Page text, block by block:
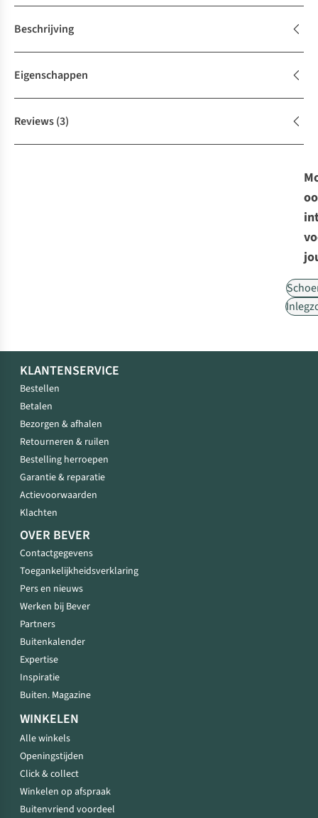
Beschrijving
Eigenschappen
Reviews(3)
KLANTENSERVICE
Bestellen
Betalen
Bezorgen & afhalen
Retourneren & ruilen
Bestelling herroepen
Garantie & reparatie
Actievoorwaarden
Klachten
OVER BEVER
Contactgegevens
Toegankelijkheidsverklaring
Pers en nieuws
Werken bij Bever
Partners
Buitenkalender
Expertise
Inspiratie
Buiten. Magazine
WINKELEN
Alle winkels
Openingstijden
Click & collect
Winkelen op afspraak
Buitenvriend voordeel